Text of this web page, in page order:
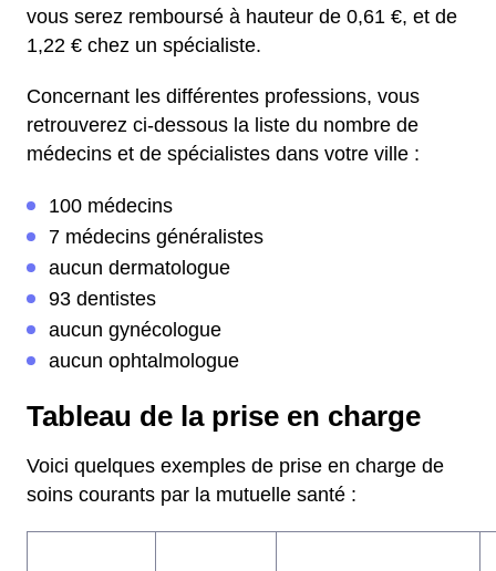
vous serez remboursé à hauteur de 0,61 €, et de
1,22 € chez un spécialiste.
Concernant les différentes professions, vous
retrouverez ci-dessous la liste du nombre de
médecins et de spécialistes dans votre ville :
100 médecins
7 médecins généralistes
aucun dermatologue
93 dentistes
aucun gynécologue
aucun ophtalmologue
Tableau de la prise en charge
Voici quelques exemples de prise en charge de
soins courants par la mutuelle santé :